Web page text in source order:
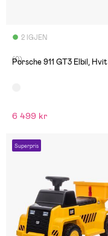
2 IGJEN
(0)
Porsche 911 GT3 Elbil, Hvit
6 499 kr
Superpris